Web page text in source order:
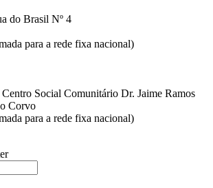
do Brasil Nº 4
para a rede fixa nacional)
Social Comunitário Dr. Jaime Ramos
Corvo
para a rede fixa nacional)